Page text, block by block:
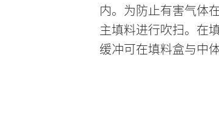
内。为防止有害气体
主填料进行吹扫。在
缓冲可在填料盒与中